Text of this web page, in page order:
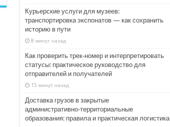
Курьерские услуги для музеев:
транспортировка экспонатов — как сохранить
историю в пути
8 минут назад
Как проверить трек‑номер и интерпретировать
статусы: практическое руководство для
отправителей и получателей
15 минут назад
Доставка грузов в закрытые
административно‑территориальные
образования: правила и практическая логистика